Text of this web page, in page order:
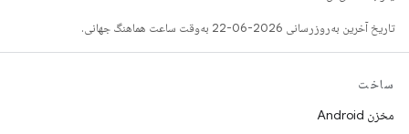
تاریخ آخرین به‌روزرسانی 2026-06-22 به‌وقت ساعت هماهنگ جهانی.
ساخت
مخزن Android